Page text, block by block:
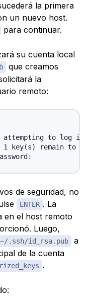
la primera
un nuevo host.
para continuar.
su cuenta local
que creamos
la
remoto:
attempting to log
de seguridad, no
ENTER . La
en el host remoto
Luego,
~/.ssh/id_rsa.pub
a
de la cuenta
.